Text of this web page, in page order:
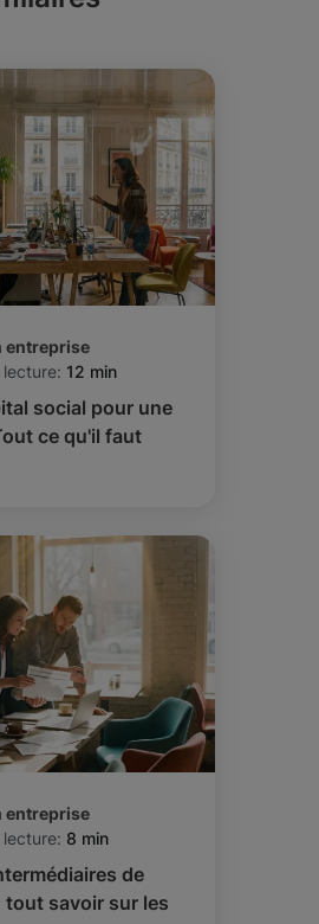
entreprise
12 min
social pour une
ce qu'il faut
entreprise
8 min
de
tout savoir sur les